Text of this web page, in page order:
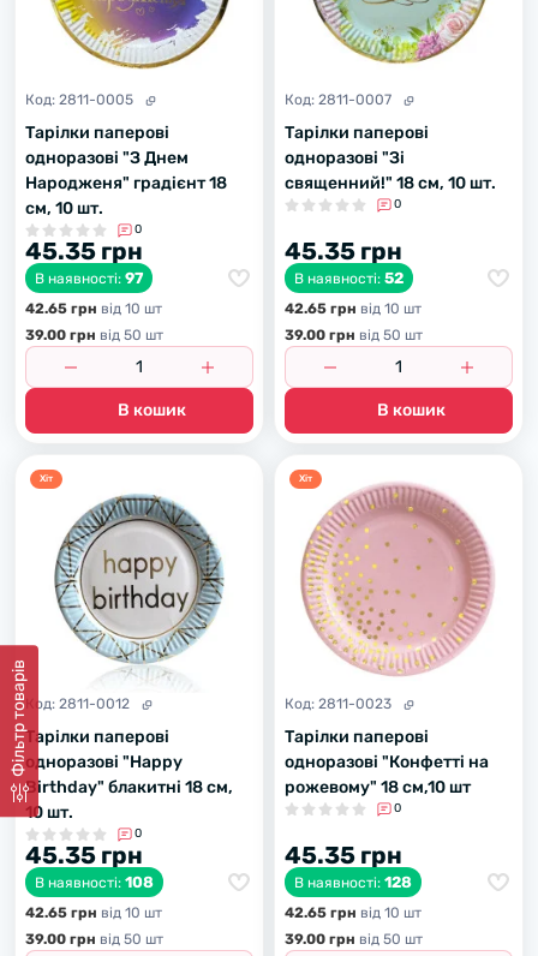
Фiльтр товарiв
Код: 2811-0005
Тарілки паперові
одноразові "З Днем
Народженя" градієнт 18
см, 10 шт.
0
45.35 грн
В наявності: 97
42.65 грн вiд 10 шт
39.00 грн вiд 50 шт
В кошик
Код: 2811-0007
Тарілки паперові
одноразові "Зі
священний!" 18 см, 10 шт.
0
45.35 грн
В наявності: 52
42.65 грн вiд 10 шт
39.00 грн вiд 50 шт
В кошик
Хiт
Код: 2811-0012
Тарілки паперові
одноразові "Happy
Birthday" блакитні 18 см,
10 шт.
0
45.35 грн
В наявності: 108
42.65 грн вiд 10 шт
39.00 грн вiд 50 шт
Хiт
Код: 2811-0023
Тарілки паперові
одноразові "Конфетті на
рожевому" 18 см,10 шт
0
45.35 грн
В наявності: 128
42.65 грн вiд 10 шт
39.00 грн вiд 50 шт